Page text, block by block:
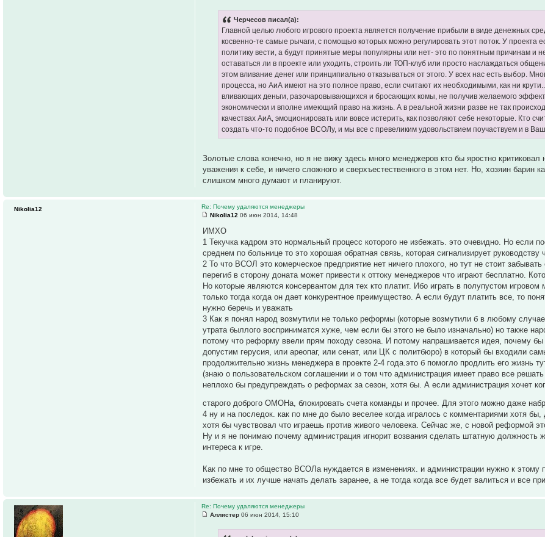
Черчесов писал(а):
Главной целью любого игрового проекта является получение прибыли в виде денежных
косвенно-те самые рычаги, с помощью которых можно регулировать этот поток. У проекта
политику вести, а будут принятые меры популярны или нет- это по понятным причинам
оставаться ли в проекте или уходить, строить ли ТОП-клуб или просто наслаждаться
этом вливание денег или принципиально отказываться от этого. У всех нас есть выбор.
процесса, но АиА имеют на это полное право, если считают их необходимыми, как ни
вливающих деньги, разочаровывающихся и бросающих комы, не получив желаемого
экономически и вполне имеющий право на жизнь. А в реальной жизни разве не так
качествах АиА, эмоционировать или вовсе истерить, как позволяют себе некоторые. Кто
создать что-то подобное ВСОЛу, и мы все с превеликим удовольствием поучаствуем и в
Золотые слова конечно, но я не вижу здесь много менеджеров кто бы яростно
уважения к себе, и ничего сложного и сверхъестественного в этом нет. Но, хозяин
слишком много думают и планируют.
Re: Почему удаляются менеджеры
Nikolia12 06 июн 2014, 14:48
ИМХО
1 Текучка кадром это нормальный процесс которого не избежать. это очевидно. Но если
среднем по больнице то это хорошая обратная связь, которая сигнализирует
2 То что ВСОЛ это комерческое предприятие нет ничего плохого, но тут не стоит
перегиб в сторону доната может привести к оттоку менеджеров что играют бесплатно.
Но которые являются консервантом для тех кто платит. Ибо играть в полупустом
только тогда когда он дает конкурентное преимущество. А если будут платить все, то
нужно беречь и уважать
3 Как я понял народ возмутили не только реформы (которые возмутили б в любому
утрата быллого восприниматся хуже, чем если бы этого не было изначально) но также
потому что реформу ввели прям походу сезона. И потому напрашивается идея, почему бы
допустим герусия, или ареопаг, или сенат, или ЦК с политбюро) в который бы входили
продолжительно жизнь менеджера в проекте 2-4 года.это б помогло продлить его жизнь
(знаю о пользовательском соглашении и о том что администрация имеет право все
неплохо бы предупреждать о реформах за сезон, хотя бы. А если администрация хочет
старого доброго ОМОНа, блокировать счета команды и прочее. Для этого можно даже
4 ну и на последок. как по мне до было веселее когда игралось с комментариями хотя
хотя бы чувствовал что играешь против живого человека. Сейчас же, с новой реформой
Ну и я не понимаю почему администрация игнорит возвания сделать штатную
интереса к игре.
Как по мне то общество ВСОЛа нуждается в изменениях. и администрации нужно к
избежать и их лучше начать делать заранее, а не тогда когда все будет валиться и все
Nikolia12
Re: Почему удаляются менеджеры
Аллистер 06 июн 2014, 15:10